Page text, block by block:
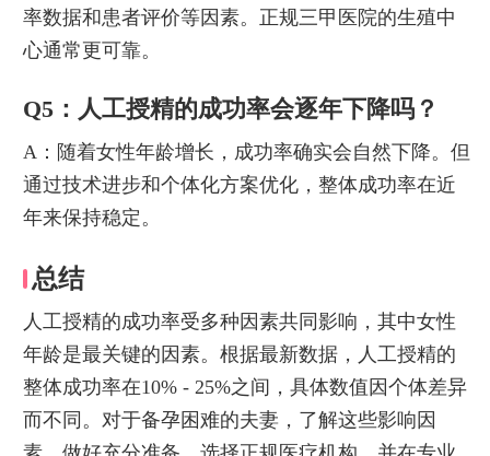
率数据和患者评价等因素。正规三甲医院的生殖中
心通常更可靠。
Q5：人工授精的成功率会逐年下降吗？
A：随着女性年龄增长，成功率确实会自然下降。但
通过技术进步和个体化方案优化，整体成功率在近
年来保持稳定。
总结
人工授精的成功率受多种因素共同影响，其中女性
年龄是最关键的因素。根据最新数据，人工授精的
整体成功率在10% - 25%之间，具体数值因个体差异
而不同。对于备孕困难的夫妻，了解这些影响因